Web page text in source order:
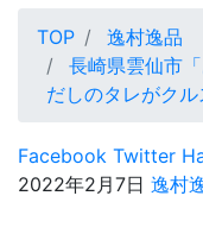
TOP
逸村逸品
長崎県雲仙市
だしのタレがクル
Facebook Twitter
2022年2月7日 逸村